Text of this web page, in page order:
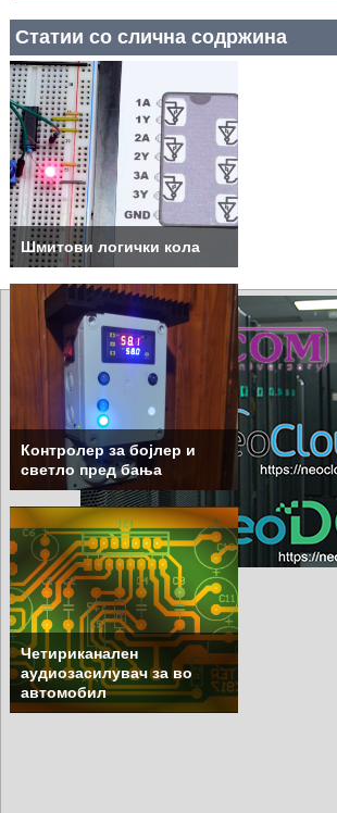
Статии со слична содржина
Шмитови логички кола
Контролер за бојлер и
светло пред бања
Четириканален
аудиозасилувач за во
автомобил